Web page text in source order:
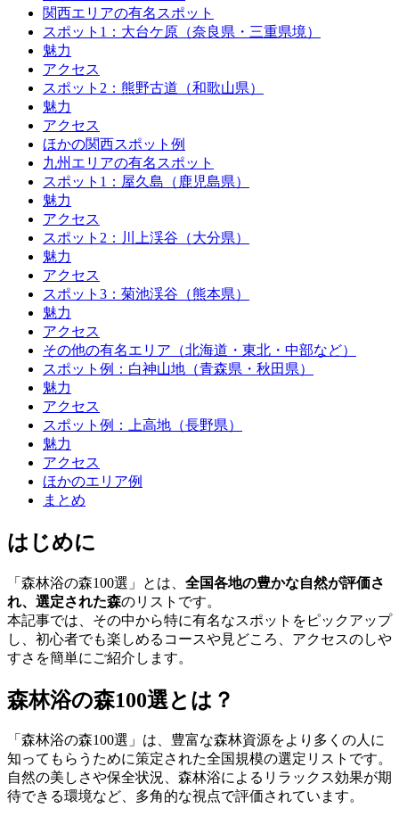
関西エリアの有名スポット
スポット1：大台ケ原（奈良県・三重県境）
魅力
アクセス
スポット2：熊野古道（和歌山県）
魅力
アクセス
ほかの関西スポット例
九州エリアの有名スポット
スポット1：屋久島（鹿児島県）
魅力
アクセス
スポット2：川上渓谷（大分県）
魅力
アクセス
スポット3：菊池渓谷（熊本県）
魅力
アクセス
その他の有名エリア（北海道・東北・中部など）
スポット例：白神山地（青森県・秋田県）
魅力
アクセス
スポット例：上高地（長野県）
魅力
アクセス
ほかのエリア例
まとめ
はじめに
「森林浴の森100選」とは、 全国各地の豊かな自然が評価さ
れ、選定された森のリストです。
本記事では、その中から特に有名なスポットをピックアップ
し、初心者でも楽しめるコースや見どころ、アクセスのしや
すさを簡単にご紹介します。
森林浴の森100選とは？
「森林浴の森100選」は、豊富な森林資源をより多くの人に
知ってもらうために策定された全国規模の選定リストです。
自然の美しさや保全状況、森林浴によるリラックス効果が期
待できる環境など、多角的な視点で評価されています。